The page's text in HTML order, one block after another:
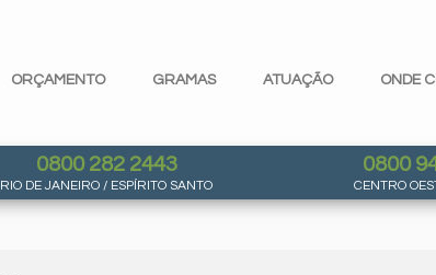
ORÇAMENTO GRAMAS ATUAÇÃO ONDE
0800 282 2443
RIO DE JANEIRO / ESPÍRITO SANTO
0800
CENTRO